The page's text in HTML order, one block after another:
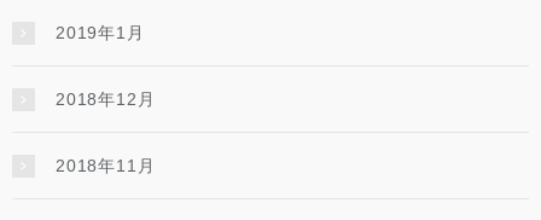
2019年1月
2018年12月
2018年11月